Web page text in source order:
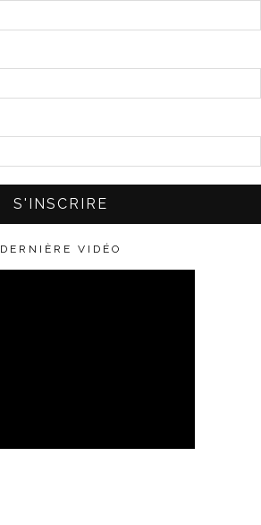
DERNIÈRE VIDÉO